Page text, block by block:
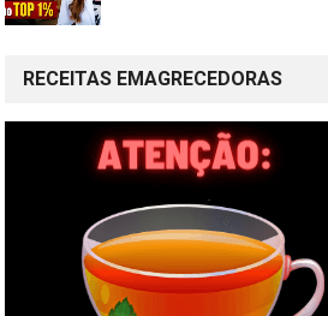
RECEITAS EMAGRECEDORAS